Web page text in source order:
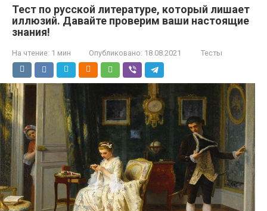
Тест по русской литературе, который лишает
иллюзий. Давайте проверим ваши настоящие
знания!
На чтение: 1 мин Опубликовано: 18.08.2021 Тесты